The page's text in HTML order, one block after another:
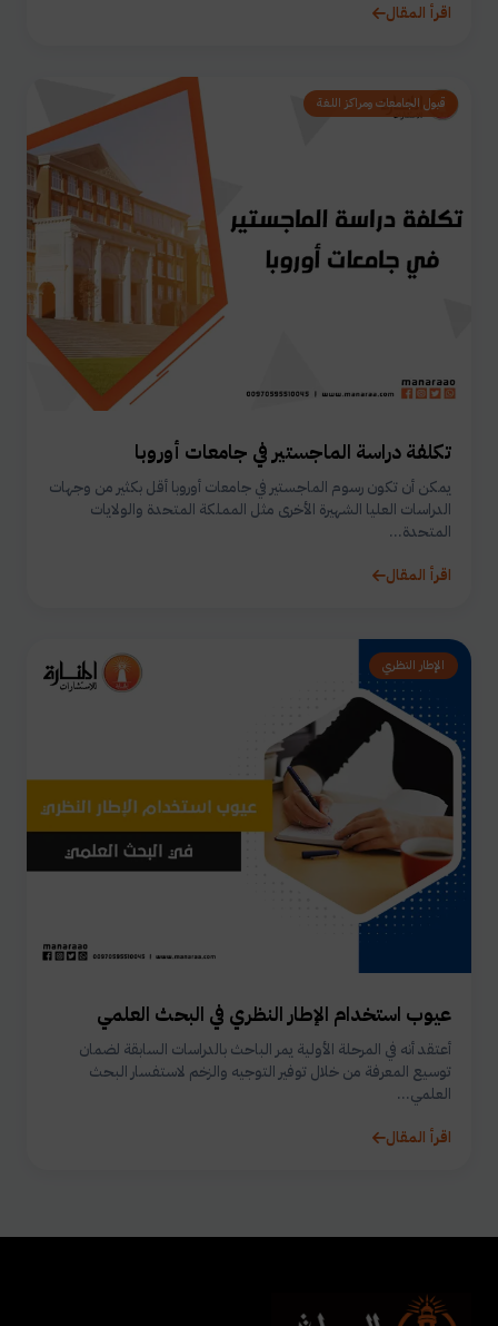
اقرأ المقال
قبول الجامعات ومراكز اللغة
تكلفة دراسة الماجستير في جامعات أوروبا
يمكن أن تكون رسوم الماجستير في جامعات أوروبا أقل بكثير من وجهات
الدراسات العليا الشهيرة الأخرى مثل المملكة المتحدة والولايات
المتحدة...
اقرأ المقال
الإطار النظري
عيوب استخدام الإطار النظري في البحث العلمي
أعتقد أنه في المرحلة الأولية يمر الباحث بالدراسات السابقة لضمان
توسيع المعرفة من خلال توفير التوجيه والزخم لاستفسار البحث
العلمي...
اقرأ المقال